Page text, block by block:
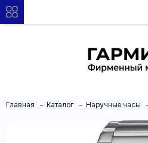
Главная Каталог Наручные часы